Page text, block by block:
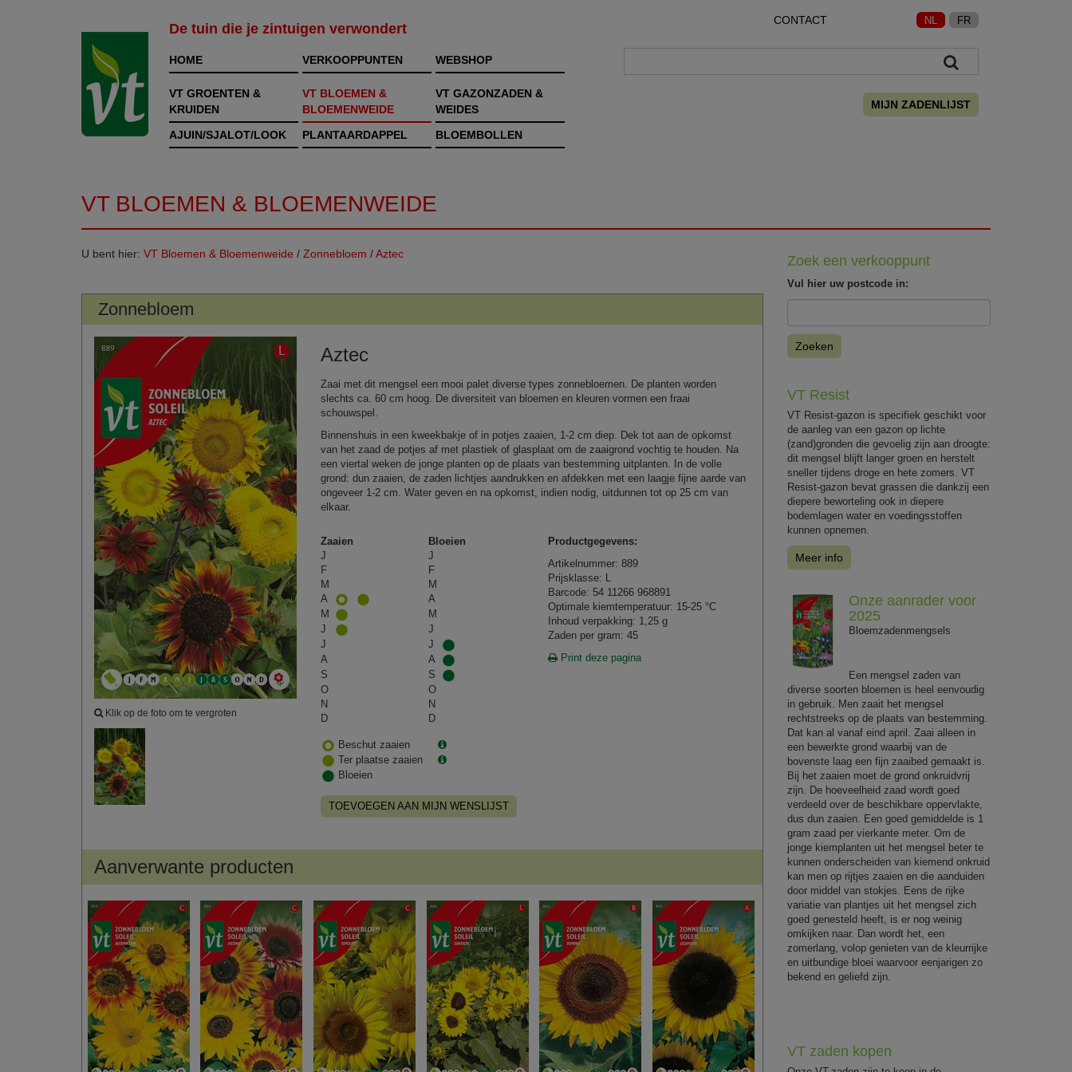
De tuin die je zintuigen verwondert
CONTACT NL FR
HOME VERKOOPPUNTEN WEBSHOP
VT GROENTEN &
KRUIDEN
VT BLOEMEN &
BLOEMENWEIDE
VT GAZONZADEN &
WEIDES
AJUIN/SJALOT/LOOK
PLANTAARDAPPEL BLOEMBOLLEN
MIJN ZADENLIJST
VT BLOEMEN & BLOEMENWEIDE
U bent hier: VT Bloemen & Bloemenweide / Zonnebloem /Aztec
Zonnebloem
Klik op de foto om te vergroten
Aztec
Zaai met dit mengsel een mooi palet diverse types zonnebloemen. De planten worden
slechts ca. 60 cm hoog. De diversiteit van bloemen en kleuren vormen een fraai
schouwspel.
Binnenshuis in een kweekbakje of in potjes zaaien, 1-2 cm diep. Dek tot aan de opkomst
van het zaad de potjes af met plastiek of glasplaat om de zaaigrond vochtig te houden. Na
een viertal weken de jonge planten op de plaats van bestemming uitplanten. In de volle
grond: dun zaaien, de zaden lichtjes aandrukken en afdekken met een laagje fijne aarde van
ongeveer 1-2 cm. Water geven en na opkomst, indien nodig, uitdunnen tot op 25 cm van
elkaar.
Zaaien
Bloeien
J
J
F
F
M
M
A
A
M
M
J
J
J
J
A
A
S
S
O
O
N
N
D
D
Beschut zaaien
Ter plaatse zaaien
Bloeien
TOEVOEGEN AAN MIJN WENSLIJST
Productgegevens:
Artikelnummer: 889
Prijsklasse: L
Barcode: 54 11266 968891
Optimale kiemtemperatuur: 15-25 °C
Inhoud verpakking: 1,25 g
Zaden per gram: 45
Print deze pagina
Aanverwante producten
Zoek een verkooppunt
Vul hier uw postcode in:
Zoeken
VT Resist
VT Resist-gazon is specifiek geschikt voor
de aanleg van een gazon op lichte
(zand)gronden die gevoelig zijn aan droogte:
dit mengsel blijft langer groen en herstelt
sneller tijdens droge en hete zomers. VT
Resist-gazon bevat grassen die dankzij een
diepere beworteling ook in diepere
bodemlagen water en voedingsstoffen
kunnen opnemen.
Meer info
Onze aanrader voor
2025
Bloemzadenmengsels
Een mengsel zaden van
diverse soorten bloemen is heel eenvoudig
in gebruik. Men zaait het mengsel
rechtstreeks op de plaats van bestemming.
Dat kan al vanaf eind april. Zaai alleen in
een bewerkte grond waarbij van de
bovenste laag een fijn zaaibed gemaakt is.
Bij het zaaien moet de grond onkruidvrij
zijn. De hoeveelheid zaad wordt goed
verdeeld over de beschikbare oppervlakte,
dus dun zaaien. Een goed gemiddelde is 1
gram zaad per vierkante meter. Om de
jonge kiemplanten uit het mengsel beter te
kunnen onderscheiden van kiemend onkruid
kan men op rijtjes zaaien en die aanduiden
door middel van stokjes. Eens de rijke
variatie van plantjes uit het mengsel zich
goed genesteld heeft, is er nog weinig
omkijken naar. Dan wordt het, een
zomerlang, volop genieten van de kleurrijke
en uitbundige bloei waarvoor eenjarigen zo
bekend en geliefd zijn.
VT zaden kopen